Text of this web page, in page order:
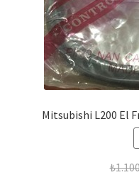
Mitsubishi L200 El
₺